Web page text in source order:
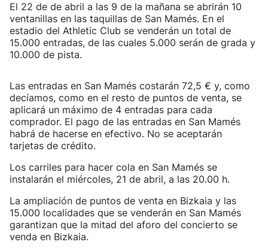
El 22 de de abril a las 9 de la mañana se abrirán 10
ventanillas en las taquillas de San Mamés. En el
estadio del Athletic Club se venderán un total de
15.000 entradas, de las cuales 5.000 serán de grada y
10.000 de pista.
Las entradas en San Mamés costarán 72,5 € y, como
decíamos, como en el resto de puntos de venta, se
aplicará un máximo de 4 entradas para cada
comprador. El pago de las entradas en San Mamés
habrá de hacerse en efectivo. No se aceptarán
tarjetas de crédito.
Los carriles para hacer cola en San Mamés se
instalarán el miércoles, 21 de abril, a las 20.00 h.
La ampliación de puntos de venta en Bizkaia y las
15.000 localidades que se venderán en San Mamés
garantizan que la mitad del aforo del concierto se
venda en Bizkaia.